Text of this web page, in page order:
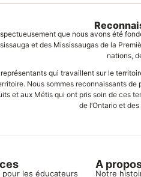
que nous avons été
et des Mississaugas de la
nations,
qui travaillent sur le
Nous sommes reconnaissants
et aux Métis qui ont pris soin de ces
de l’Ontario et
pour les éducateurs
A
Notre